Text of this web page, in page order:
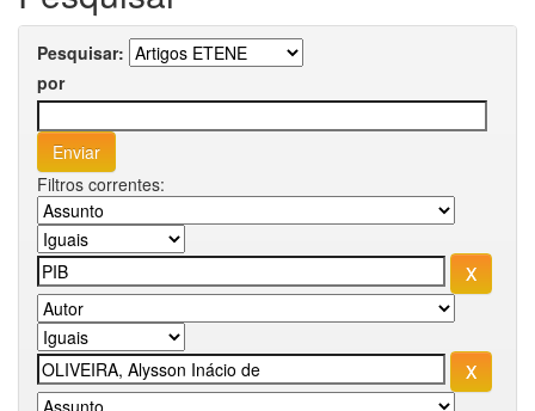
Pesquisar:
por
Filtros correntes: